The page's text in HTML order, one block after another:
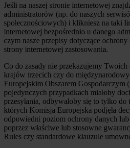
Jeśli na naszej stronie internetowej
administratorów (np. do naszych
społecznościowych) i klikniesz na taki
internetowej bezpośrednio u danego
czym nasze przepisy dotyczące
strony internetowej zastosowania.
Co do zasady nie przekazujemy
krajów trzecich czy do
Europejskim Obszarem Gospodarczym
pojedynczych przypadkach miałoby
przesyłania, odbywałoby się to tylko
których Komisja Europejska podjęła
odpowiedni poziom ochrony danych
poprzez właściwe lub stosowne
Rules czy standardowe klauzule